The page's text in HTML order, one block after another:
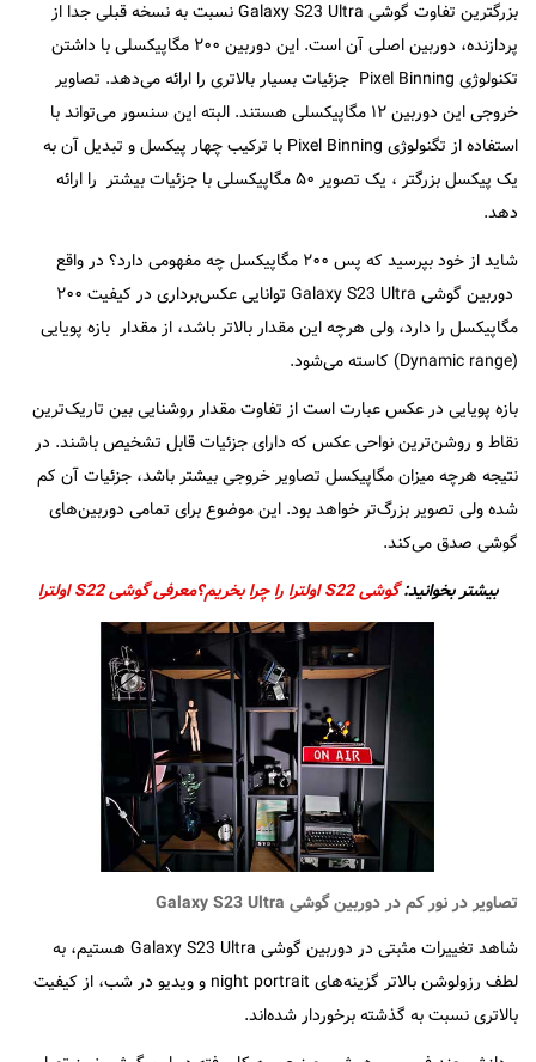
بزرگترین تفاوت گوشی Galaxy S23 Ultra نسبت به نسخه قبلی جدا از
پردازنده، دوربین اصلی آن است. این دوربین ۲۰۰ مگاپیکسلی با داشتن
تکنولوژی Pixel Binning جزئیات بسیار بالاتری را ارائه می‌دهد. تصاویر
خروجی این دوربین ۱۲ مگاپیکسلی هستند. البته این سنسور می‌تواند با
استفاده از تگنولوژی Pixel Binning با ترکیب چهار پیکسل و تبدیل آن به
یک پیکسل بزرگتر ، یک تصویر ۵۰ مگاپیکسلی با جزئیات بیشتر را ارائه
دهد.
شاید از خود بپرسید که پس ۲۰۰ مگاپیکسل چه مفهومی دارد؟ در واقع
دوربین گوشی Galaxy S23 Ultra توانایی عکس‌برداری در کیفیت ۲۰۰
مگاپیکسل را دارد، ولی هرچه این مقدار بالاتر باشد، از مقدار بازه پویایی
(Dynamic range) کاسته می‌شود.
بازه پویایی در عکس عبارت است از تفاوت مقدار روشنایی بین تاریک‌ترین
نقاط و روشن‌ترین نواحی عکس که دارای جزئیات قابل تشخیص باشند. در
نتیجه هرچه میزان مگاپیکسل تصاویر خروجی بیشتر باشد، جزئیات آن کم
شده ولی تصویر بزرگ‌تر خواهد بود. این موضوع برای تمامی دوربین‌های
گوشی صدق می‌کند.
بیشتر بخوانید:گوشی S22 اولترا را چرا بخریم؟معرفی گوشی S22 اولترا
تصاویر در نور کم در دوربین گوشی Galaxy S23 Ultra
شاهد تغییرات مثبتی در دوربین گوشی Galaxy S23 Ultra هستیم، به
لطف رزولوشن بالاتر گزینه‌های night portrait و ویدیو در شب، از کیفیت
بالاتری نسبت به گذشته برخوردار شده‌اند.